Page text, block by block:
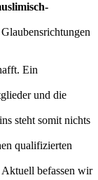
Ein
und die
steht somit nichts
qualifizierten
befassen wir